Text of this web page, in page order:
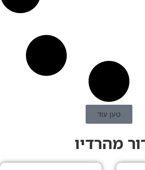
טען עוד
מהרדיו